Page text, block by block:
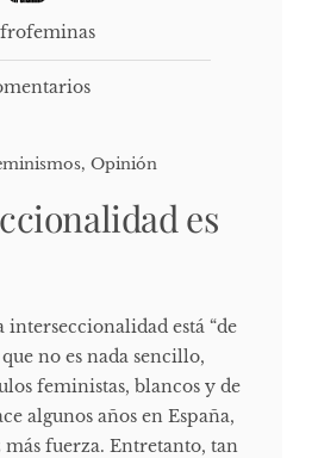
, Opinión
es
interseccionalidad está “de
no es nada sencillo,
feministas, blancos y de
algunos años en España,
más fuerza. Entretanto, tan